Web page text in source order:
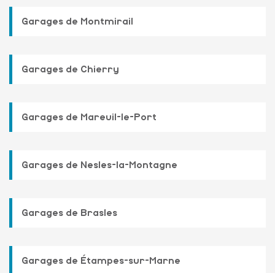
Garages de Montmirail
Garages de Chierry
Garages de Mareuil-le-Port
Garages de Nesles-la-Montagne
Garages de Brasles
Garages de Étampes-sur-Marne